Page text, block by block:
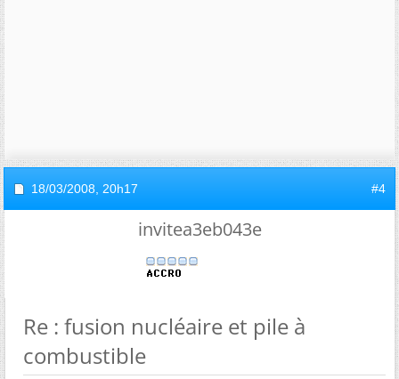
18/03/2008, 20h17 #4
invitea3eb043e
Re : fusion nucléaire et pile à
combustible